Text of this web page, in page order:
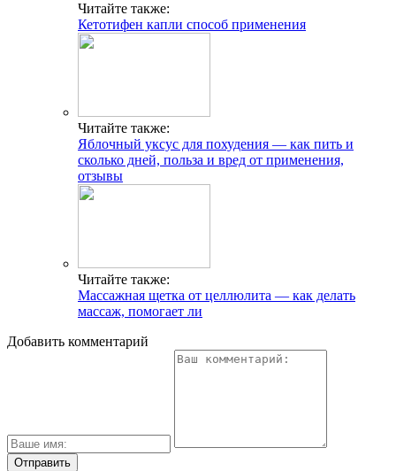
Читайте также:
Кетотифен капли способ применения
Читайте также:
Яблочный уксус для похудения — как пить и
сколько дней, польза и вред от применения,
отзывы
Читайте также:
Массажная щетка от целлюлита — как делать
массаж, помогает ли
Добавить комментарий